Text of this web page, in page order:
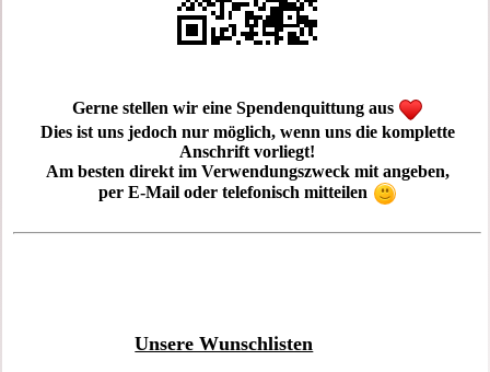
Gerne stellen wir eine Spendenquittung aus
Dies ist uns jedoch nur möglich, wenn uns die komplette
Anschrift vorliegt!
Am besten direkt im Verwendungszweck mit angeben,
per E-Mail oder telefonisch mitteilen
Unsere Wunschlisten